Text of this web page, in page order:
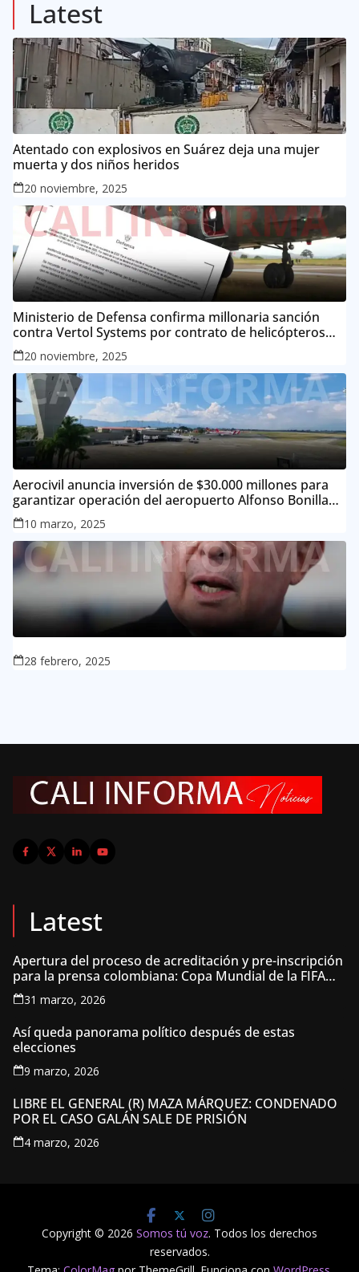
Latest
Atentado con explosivos en Suárez deja una mujer
muerta y dos niños heridos
20 noviembre, 2025
Ministerio de Defensa confirma millonaria sanción
contra Vertol Systems por contrato de helicópteros
MI-1720 noviembre, 2025
Aerocivil anuncia inversión de $30.000 millones para
garantizar operación del aeropuerto Alfonso Bonilla
Aragón
10 marzo, 2025
28 febrero, 2025
Latest
Apertura del proceso de acreditación y pre-inscripción
para la prensa colombiana: Copa Mundial de la FIFA
2026 ™
31 marzo, 2026
Así queda panorama político después de estas
elecciones
9 marzo, 2026
LIBRE EL GENERAL (R) MAZA MÁRQUEZ: CONDENADO
POR EL CASO GALÁN SALE DE PRISIÓN
4 marzo, 2026
Copyright © 2026 Somos tú voz. Todos los derechos
reservados.